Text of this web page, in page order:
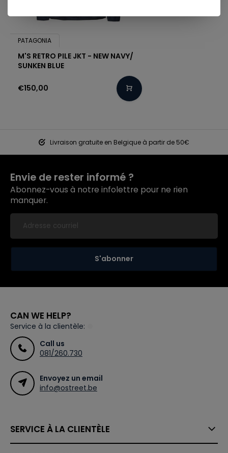
PATAGONIA
M'S RETRO PILE JKT - NEW NAVY/
SUNKEN BLUE
€150,00
Livraison gratuite en Belgique à partir de 50€
Envie de rester informé ?
Abonnez-vous à notre infolettre pour ne rien
manquer.
S'abonner
CAN WE HELP?
Service à la clientèle:
Call us
081/260.730
Envoyez un email
info@ostreet.be
SERVICE À LA CLIENTÈLE